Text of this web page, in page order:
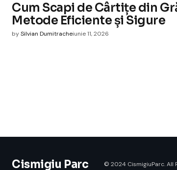
Cum Scapi de Cârtițe din
Metode Eficiente și Sigure
bySilvian Dumitracheiunie 11, 2026
Cismigiu Parc © 2024 CismigiuParc. All